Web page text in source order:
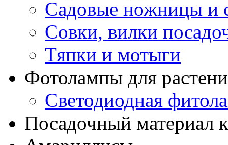
Садовые ножницы и
Совки, вилки
Тяпки и мотыги
Фотолампы для
Светодиодная
Посадочный материал